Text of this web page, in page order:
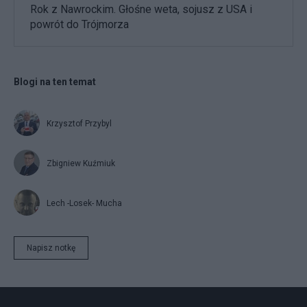
Rok z Nawrockim. Głośne weta, sojusz z USA i
powrót do Trójmorza
Blogi na ten temat
Krzysztof Przybyl
Zbigniew Kuźmiuk
Lech -Losek- Mucha
Napisz notkę